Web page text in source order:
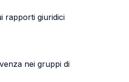
rapporti giuridici
nei gruppi di